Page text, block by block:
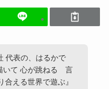
代表の、はるかで
いて 心が跳ねる 言
合える世界で遊ぶ』